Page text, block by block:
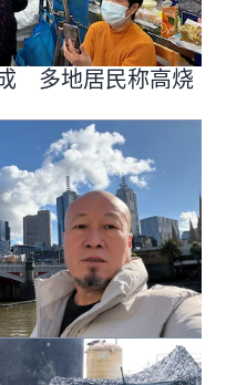
多地居民称高烧